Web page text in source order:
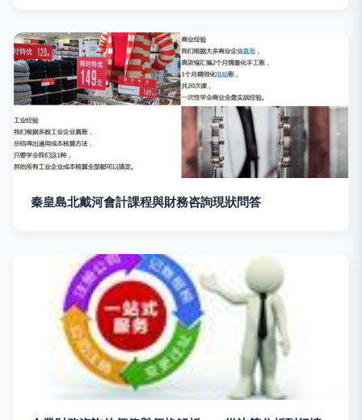
秦皇島北戴河會計課程與財務咨詢現狀問答